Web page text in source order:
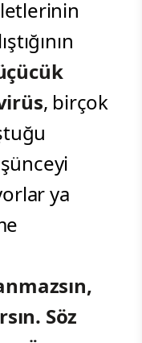
, birçok
ya
Söz